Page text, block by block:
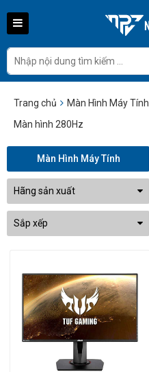
Trang chủ Màn Hình Máy Tính
Màn hình 280Hz
Màn Hình Máy Tính
Hãng sản xuất
Sắp xếp